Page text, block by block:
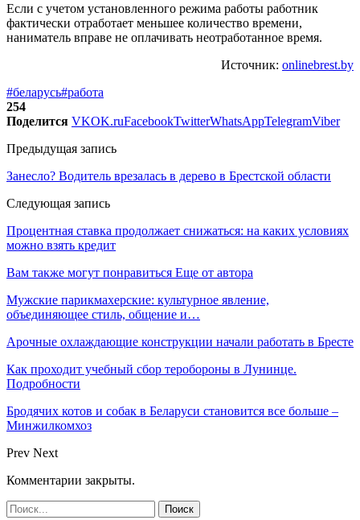
Если с учетом установленного режима работы работник
фактически отработает меньшее количество времени,
наниматель вправе не оплачивать неотработанное время.
Источник: onlinebrest.by
#беларусь#работа
254
Поделится VKOK.ruFacebookTwitterWhatsAppTelegramViber
Предыдущая запись
Занесло? Водитель врезалась в дерево в Брестской области
Следующая запись
Процентная ставка продолжает снижаться: на каких условиях
можно взять кредит
Вам также могут понравиться Еще от автора
Мужские парикмахерские: культурное явление,
объединяющее стиль, общение и…
Арочные охлаждающие конструкции начали работать в Бресте
Как проходит учебный сбор теробороны в Лунинце.
Подробности
Бродячих котов и собак в Беларуси становится все больше –
Минжилкомхоз
Prev Next
Комментарии закрыты.